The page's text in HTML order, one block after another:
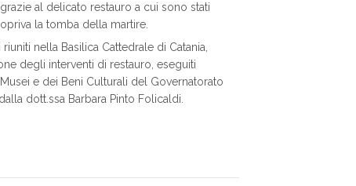
al delicato restauro a cui sono stati
la tomba della martire.
nella Basilica Cattedrale di Catania,
degli interventi di restauro, eseguiti
e dei Beni Culturali del Governatorato
dott.ssa Barbara Pinto Folicaldi.